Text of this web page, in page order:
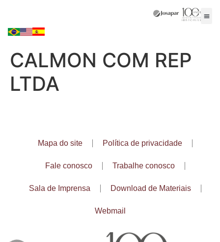
CALMON COM REP
LTDA
Mapa do site Política de privacidade
Fale conosco Trabalhe conosco
Sala de Imprensa Download de Materiais
Webmail